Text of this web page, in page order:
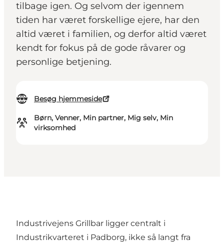
tilbage igen. Og selvom der igennem
tiden har været forskellige ejere, har den
altid været i familien, og derfor altid været
kendt for fokus på de gode råvarer og
personlige betjening.
Besøg hjemmeside
Børn, Venner, Min partner, Mig selv, Min
virksomhed
Industrivejens Grillbar ligger centralt i
Industrikvarteret i Padborg, ikke så langt fra